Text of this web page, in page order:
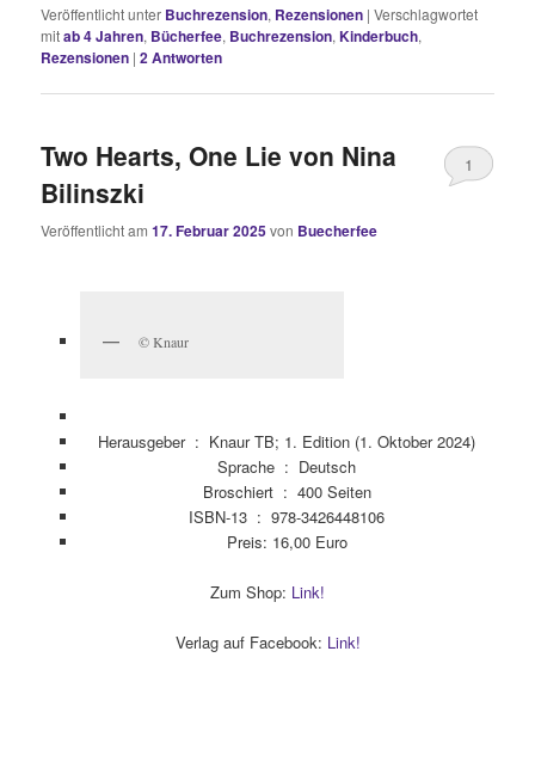
Veröffentlicht unter Buchrezension, Rezensionen |Verschlagwortet
mitab 4 Jahren, Bücherfee, Buchrezension,Kinderbuch,
Rezensionen |2Antworten
Two Hearts, One Lie von Nina
Bilinszki
Veröffentlicht am17. Februar 2025von Buecherfee
1
© Knaur
Herausgeber ‏ : ‎ Knaur TB; 1. Edition (1. Oktober 2024)
Sprache ‏ : ‎ Deutsch
Broschiert ‏ : ‎ 400 Seiten
ISBN-13 ‏ : ‎978-3426448106
Preis: 16,00 Euro
Zum Shop: Link!
Verlag auf Facebook: Link!